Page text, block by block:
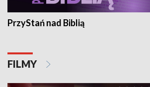
PrzyStań nad Biblią
FILMY